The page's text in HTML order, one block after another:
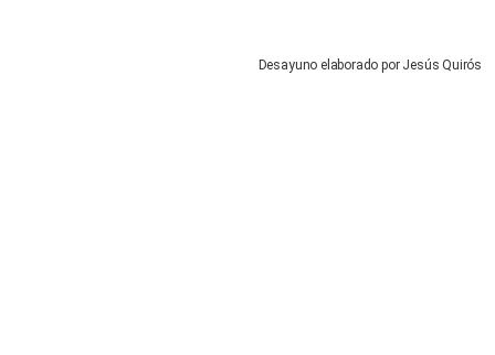
Desayuno elaborado por Jesús Quirós